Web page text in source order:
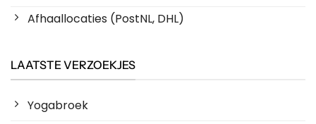
Afhaallocaties (PostNL, DHL)
LAATSTE VERZOEKJES
Yogabroek